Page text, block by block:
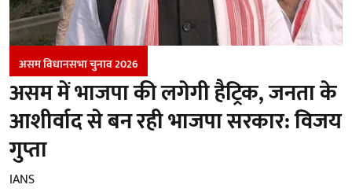
असम विधानसभा चुनाव 2026
असम में भाजपा की लगेगी हैट्रिक, जनता के
आशीर्वाद से बन रही भाजपा सरकार: विजय
गुप्ता
IANS